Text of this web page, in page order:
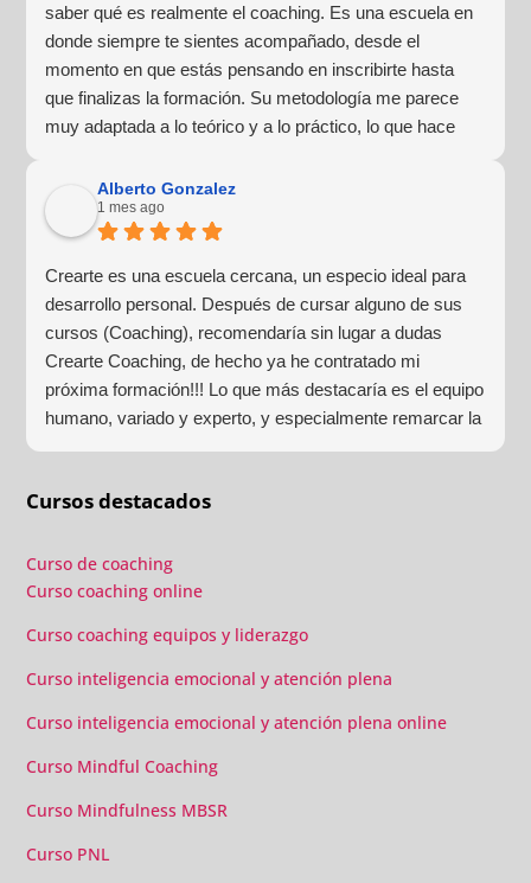
saber qué es realmente el coaching. Es una escuela en
donde siempre te sientes acompañado, desde el
momento en que estás pensando en inscribirte hasta
que finalizas la formación. Su metodología me parece
muy adaptada a lo teórico y a lo práctico, lo que hace
¡Para mí fue una excelente experiencia!
Alberto Gonzalez
1 mes ago
Crearte es una escuela cercana, un especio ideal para
desarrollo personal. Después de cursar alguno de sus
cursos (Coaching), recomendaría sin lugar a dudas
Crearte Coaching, de hecho ya he contratado mi
próxima formación!!! Lo que más destacaría es el equipo
humano, variado y experto, y especialmente remarcar la
añadido con multitud de formaciones, seminarios y
gran liderazgo de Beatriz Ricondo!!!
Cursos destacados
Curso de coaching
Curso coaching online
Curso coaching equipos y liderazgo
Curso inteligencia emocional y atención plena
Curso inteligencia emocional y atención plena online
Curso Mindful Coaching
Curso Mindfulness MBSR
Curso PNL